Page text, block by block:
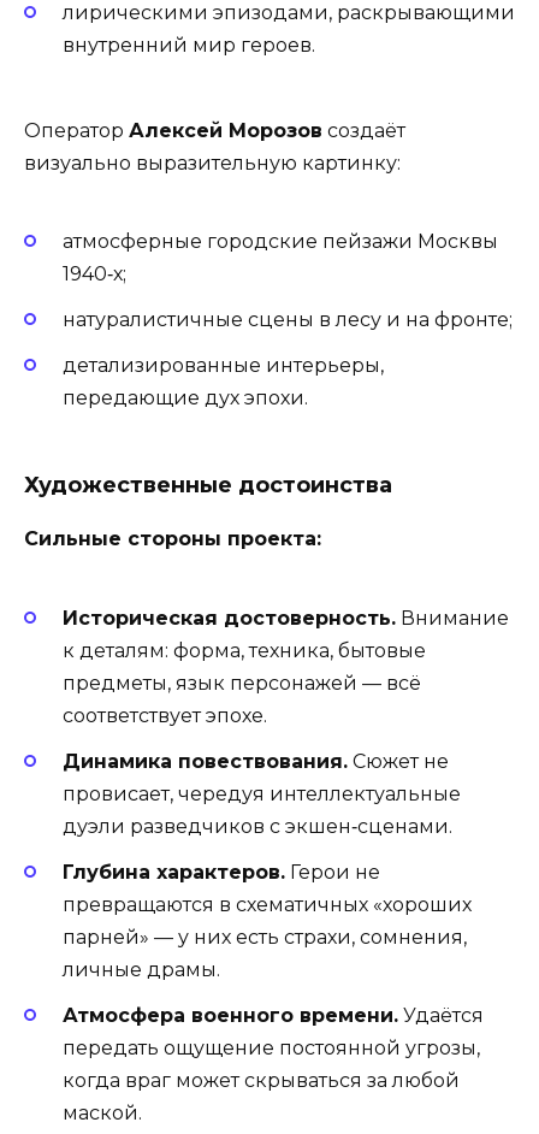
лирическими эпизодами, раскрывающими
внутренний мир героев.
Оператор Алексей Морозов создаёт
визуально выразительную картинку:
атмосферные городские пейзажи Москвы
1940‑х;
натуралистичные сцены в лесу и на фронте;
детализированные интерьеры,
передающие дух эпохи.
Художественные достоинства
Сильные стороны проекта:
Историческая достоверность. Внимание
к деталям: форма, техника, бытовые
предметы, язык персонажей — всё
соответствует эпохе.
Динамика повествования. Сюжет не
провисает, чередуя интеллектуальные
дуэли разведчиков с экшен‑сценами.
Глубина характеров. Герои не
превращаются в схематичных «хороших
парней» — у них есть страхи, сомнения,
личные драмы.
Атмосфера военного времени. Удаётся
передать ощущение постоянной угрозы,
когда враг может скрываться за любой
маской.